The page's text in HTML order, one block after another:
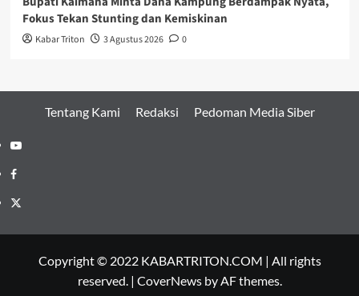
Fokus Tekan Stunting dan Kemiskinan
Kabar Triton 3 Agustus 2026 0
Tentang Kami Redaksi Pedoman Media Siber
Youtube
Facebook
Twitter
Copyright © 2022 KABARTRITON.COM | All rights
reserved. | CoverNewsby AF themes.